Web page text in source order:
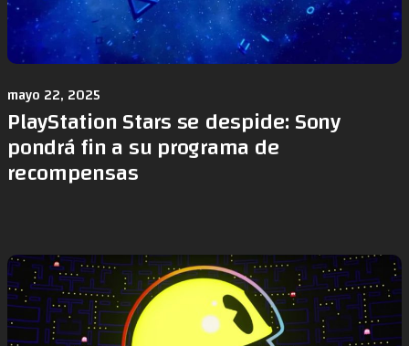
mayo 22, 2025
PlayStation Stars se despide: Sony
pondrá fin a su programa de
recompensas